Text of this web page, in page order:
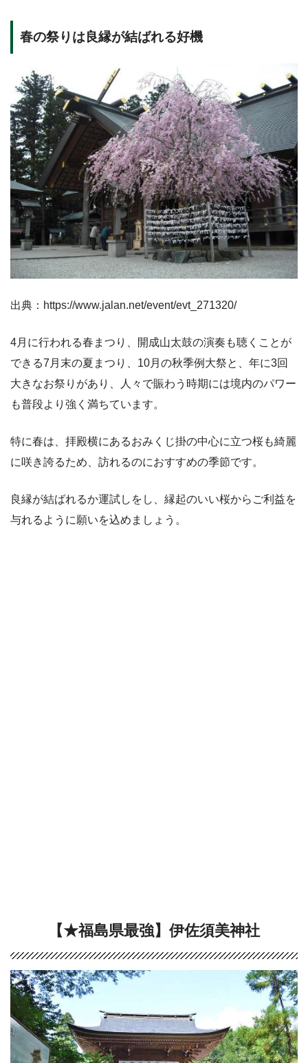
春の祭りは良縁が結ばれる好機
出典：https://www.jalan.net/event/evt_271320/
4月に行われる春まつり、開成山太鼓の演奏も聴くことが
できる7月末の夏まつり、10月の秋季例大祭と、年に3回
大きなお祭りがあり、人々で賑わう時期には境内のパワー
も普段より強く満ちています。
特に春は、拝殿横にあるおみくじ掛の中心に立つ桜も綺麗
に咲き誇るため、訪れるのにおすすめの季節です。
良縁が結ばれるか運試しをし、縁起のいい桜からご利益を
与れるように願いを込めましょう。
【★福島県最強】伊佐須美神社